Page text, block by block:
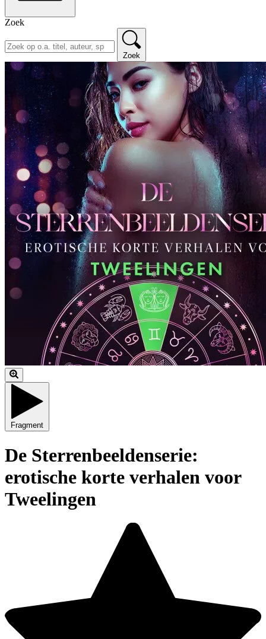
Zoek
Zoek
Fragment
De Sterrenbeeldenserie:
erotische korte verhalen voor
Tweelingen